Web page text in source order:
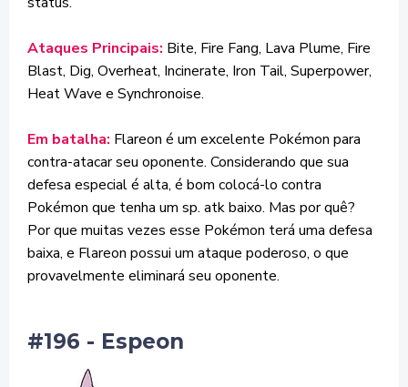
Ataques Principais: Bite, Fire Fang, Lava Plume, Fire
Blast, Dig, Overheat, Incinerate, Iron Tail, Superpower,
Heat Wave e Synchronoise.
Em batalha: Flareon é um excelente Pokémon para
contra-atacar seu oponente. Considerando que sua
defesa especial é alta, é bom colocá-lo contra
Pokémon que tenha um sp. atk baixo. Mas por quê?
Por que muitas vezes esse Pokémon terá uma defesa
baixa, e Flareon possui um ataque poderoso, o que
provavelmente eliminará seu oponente.
#196 - Espeon